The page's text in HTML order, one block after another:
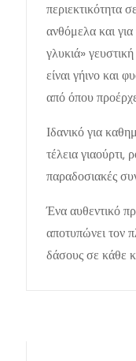
περιεκτικότητα
ανθόμελα και
γλυκιά»
είναι γήινο και
από όπου
Ιδανικό για
τέλεια
παραδοσιακές
Ένα αυθεντικό
αποτυπώνει τον
δάσους σε κάθε